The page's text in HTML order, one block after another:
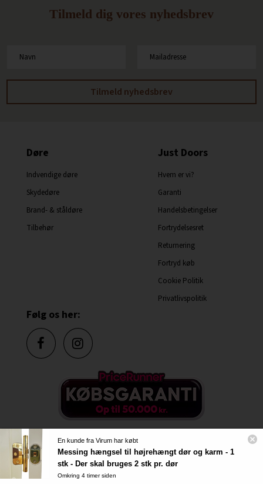
Tilmeld dig vores nyhedsbrev
Døre
Indvendige døre
Skydedøre
Brand- & ståldøre
Tilbehør
Just Doors
Hvem er vi?
Garanti
Handelsbetingelser
Fortrydelsesret
Returnering
Fortryd køb
Cookie Politik
Privatlivspolitik
Følg os her:
Just Doors A/S, CVR nr. 56381813
En kunde fra Virum har købt
Messing hængsel til højrehængt dør og karm - 1
stk - Der skal bruges 2 stk pr. dør
Omkring 4 timer siden